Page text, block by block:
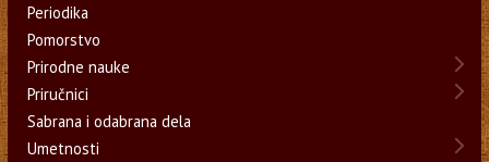
Periodika
Pomorstvo
Prirodne nauke
Priručnici
Sabrana i odabrana dela
Umetnosti